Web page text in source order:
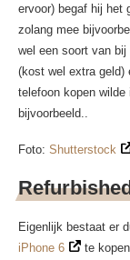
ervoor) begaf hij het
zolang mee
wel een soort van
(kost wel extra geld)
telefoon kopen
bijvoorbeeld..
Foto: Shutterstock
Eigenlijk bestaat er
iPhone 6
te